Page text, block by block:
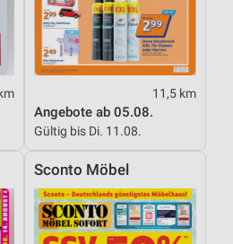
11,5 km
Angebote ab 05.08.
Gültig bis Di. 11.08.
Sconto Möbel
zur Auswahl von